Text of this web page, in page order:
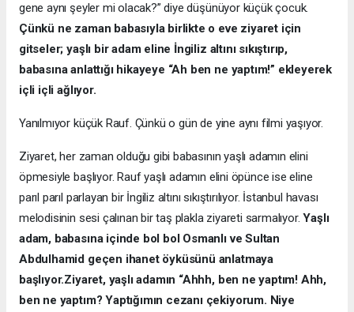
gene aynı şeyler mi olacak?” diye düşünüyor küçük çocuk.
Çünkü ne zaman babasıyla birlikte o eve ziyaret için
gitseler; yaşlı bir adam eline İngiliz altını sıkıştırıp,
babasına anlattığı hikayeye “Ah ben ne yaptım!” ekleyerek
içli içli ağlıyor.
Yanılmıyor küçük Rauf. Çünkü o gün de yine aynı filmi yaşıyor.
Ziyaret, her zaman olduğu gibi babasının yaşlı adamın elini
öpmesiyle başlıyor. Rauf yaşlı adamın elini öpünce ise eline
parıl parıl parlayan bir İngiliz altını sıkıştırılıyor. İstanbul havası
melodisinin sesi çalınan bir taş plakla ziyareti sarmalıyor.Yaşlı
adam, babasına içinde bol bol Osmanlı ve Sultan
Abdulhamid geçen ihanet öyküsünü anlatmaya
başlıyor.Ziyaret, yaşlı adamın “Ahhh, ben ne yaptım! Ahh,
ben ne yaptım? Yaptığımın cezanı çekiyorum. Niye